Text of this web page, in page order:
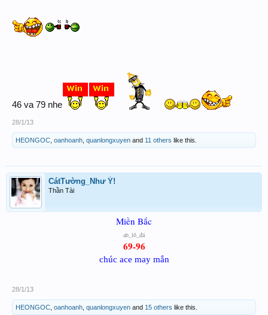
46 va 79 nhe
28/1/13
HEONGOC oanhoanh quanlongxuyen and 11 others like this.
CátTường_Như Ý!
Thần Tài
Miền Bắc
ab_lô_đá
69-96
chúc ace may mắn
28/1/13
HEONGOC oanhoanh quanlongxuyen and 15 others like this.